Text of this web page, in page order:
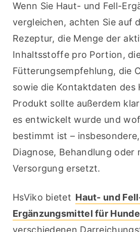
Wenn Sie Haut- und Fell-
vergleichen, achten Sie auf
Rezeptur, die Menge der
Inhaltsstoffe pro Portion,
Fütterungsempfehlung, die
sowie die Kontaktdaten des
Produkt sollte außerdem
es entwickelt wurde und
bestimmt ist –
Diagnose, Behandlung oder
Versorgung ersetzt.
HsViko bietet Haut- und
Ergänzungsmittel für Hunde